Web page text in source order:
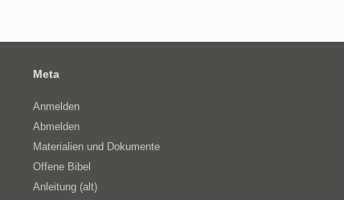
Meta
Anmelden
Abmelden
Materialien und Dokumente
Offene Bibel
Anleitung (alt)